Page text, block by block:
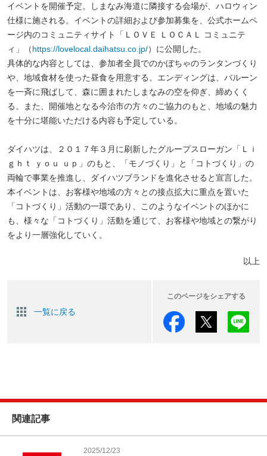
イベントを開催予定。しまなみ海道に隣接する会場が、ハロウィン
仕様に施される。イベントの詳細および参加募集を、公式ホームペ
ージ内のコミュニティサイト「ＬＯＶＥ ＬＯＣＡＬ コミュニテ
ィ」（https://lovelocal.daihatsu.co.jp/）に公開した。
具体的な内容としては、参加者全員でのかぼちゃのランタンづくり
や、地域食材を使った昼食を用意する。エンディングは、バルーン
を一斉に飛ばして、森に囲まれたしまなみの空を仰ぎ、締めくく
る。また、開催地となる今治市の方々のご協力のもと、地域の魅力
を十分に堪能いただける内容も予定している。
ダイハツは、２０１７年３月に刷新したグループスローガン「Ｌｉ
ｇｈｔ ｙｏｕ ｕｐ」のもと、「モノづくり」と「コトづくり」の
両輪で事業を推進し、ダイハツブランドを進化させると宣言した。
本イベントは、お客様や地域の方々との接点拡大に重点を置いた
「コトづくり」活動の一環であり、このようなイベントのほかに
も、様々な「コトづくり」活動を通じて、お客様や地域との繋がり
をより一層強化していく。
以上
一覧に戻る
このページをシェアする
関連記事
2025/12/23